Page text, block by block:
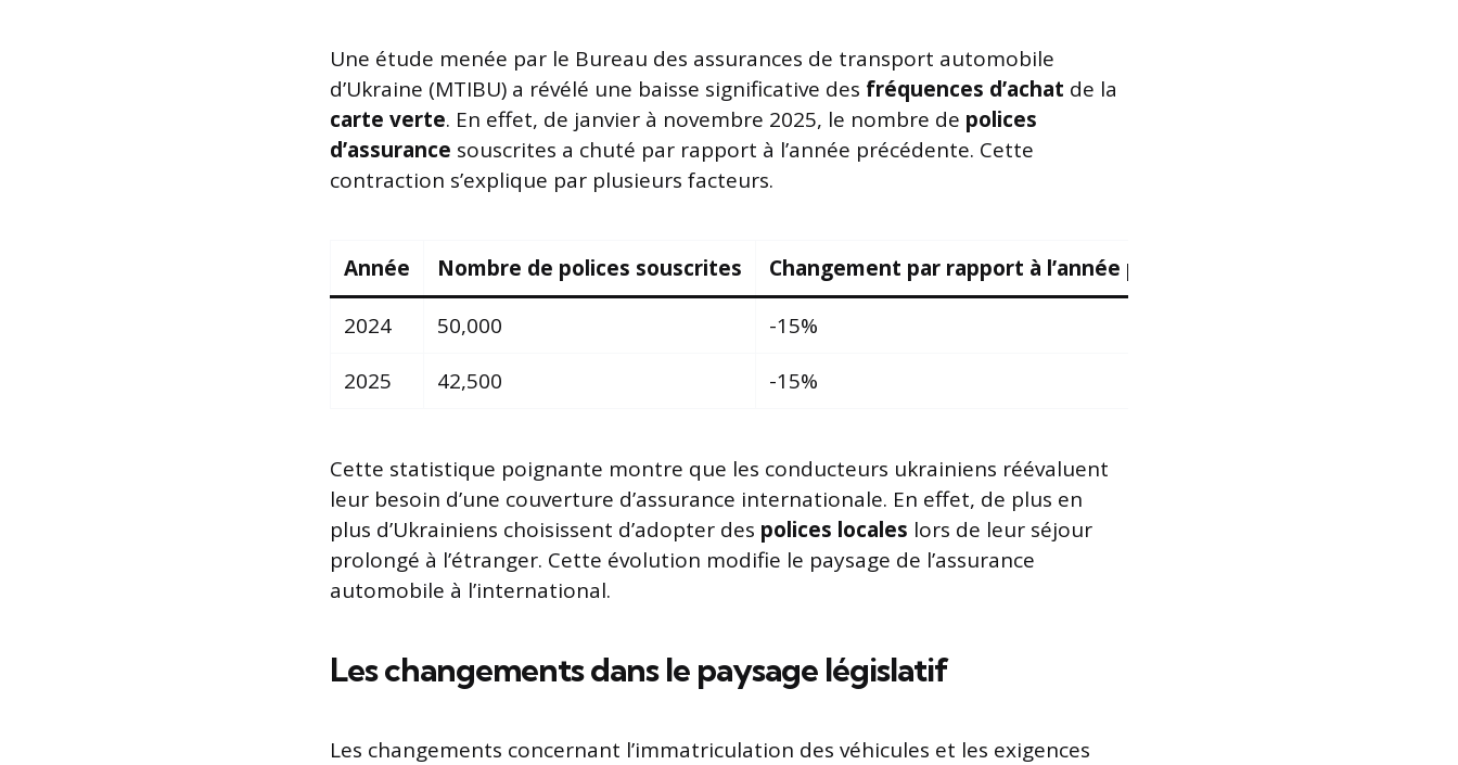
Une étude menée par le Bureau des assurances de transport automobile
d’Ukraine (MTIBU) a révélé une baisse significative des fréquences d’achat de la
carte verte. En effet, de janvier à novembre 2025, le nombre de polices
d’assurance souscrites a chuté par rapport à l’année précédente. Cette
contraction s’explique par plusieurs facteurs.
Année Nombre de polices souscrites Changement par rapport à l’année précédente
2024 50,000
-15%
2025
42,500 -15%
Cette statistique poignante montre que les conducteurs ukrainiens réévaluent
leur besoin d’une couverture d’assurance internationale. En effet, de plus en
plus d’Ukrainiens choisissent d’adopter des polices locales lors de leur séjour
prolongé à l’étranger. Cette évolution modifie le paysage de l’assurance
automobile à l’international.
Les changements dans le paysage législatif
Les changements concernant l’immatriculation des véhicules et les exigences